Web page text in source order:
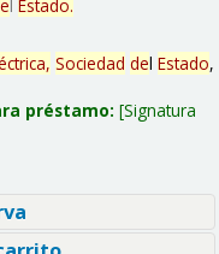
l Estado.
Sociedad del Estado,
préstamo: Signatura